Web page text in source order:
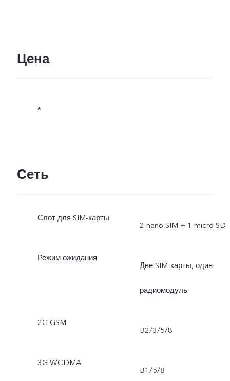
Цена
*
Сеть
Слот для SIM-карты
2 nano SIM + 1 micro SD
Режим ожидания
Две SIM-карты, один
радиомодуль
2G GSM
B2/3/5/8
3G WCDMA
B1/5/8